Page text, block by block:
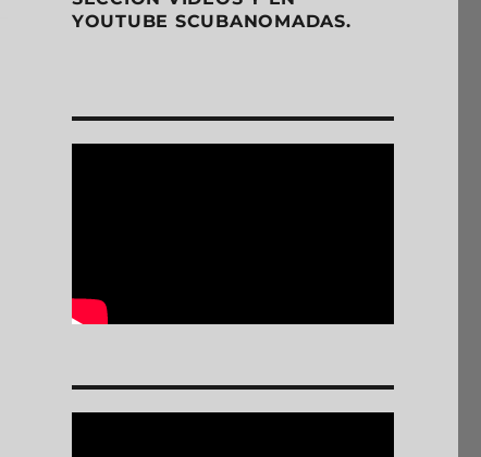
YOUTUBE SCUBANOMADAS.